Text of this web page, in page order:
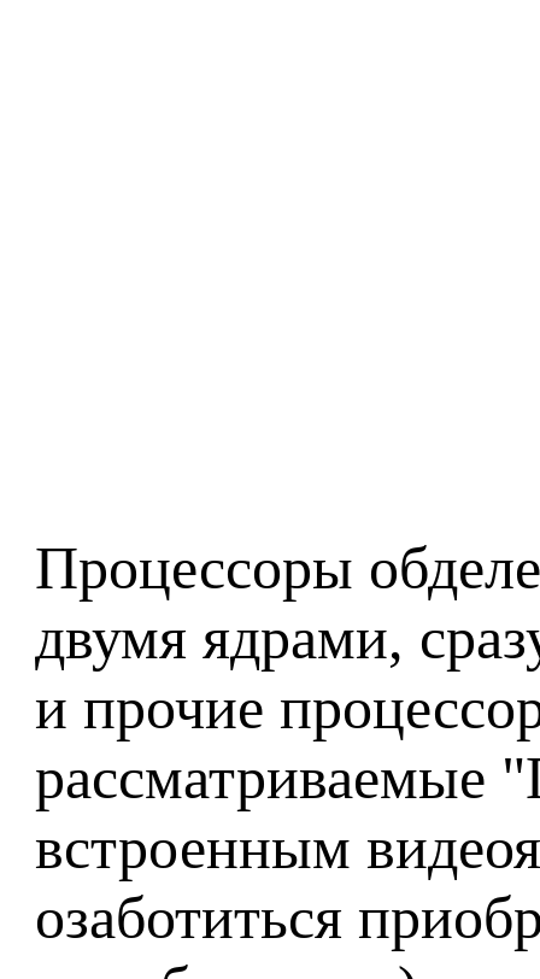
Процессоры
двумя ядрами,
и прочие
рассматриваемые
встроенным
озаботиться